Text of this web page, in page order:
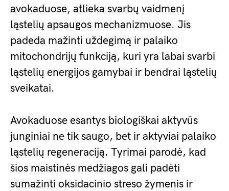
avokaduose, atlieka svarbų vaidmenį
ląstelių apsaugos mechanizmuose. Jis
padeda mažinti uždegimą ir palaiko
mitochondrijų funkciją, kuri yra labai svarbi
ląstelių energijos gamybai ir bendrai ląstelių
sveikatai.
Avokaduose esantys biologiškai aktyvūs
junginiai ne tik saugo, bet ir aktyviai palaiko
ląstelių regeneraciją. Tyrimai parodė, kad
šios maistinės medžiagos gali padėti
sumažinti oksidacinio streso žymenis ir